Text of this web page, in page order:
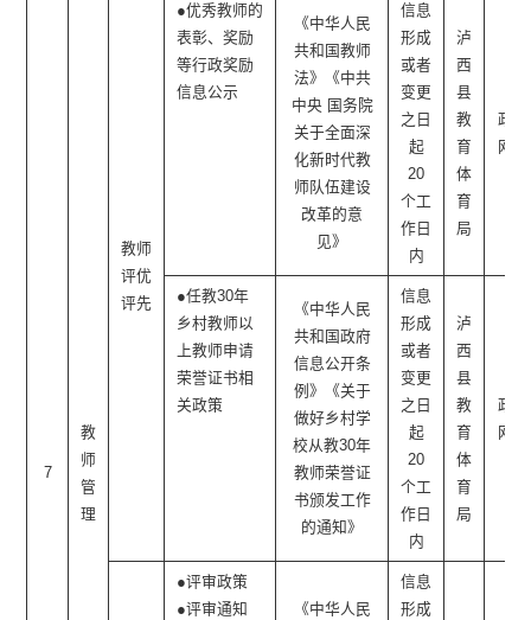
7
教
师
管
理
教师
评优
评先
●优秀教师的
表彰、奖励
等行政奖励
信息公示
《中华人民
共和国教师
法》《中共
中央 国务院
关于全面深
化新时代教
师队伍建设
改革的意
见》
信息
形成
或者
变更
之日
起
20
个工
作日
内
泸
西
县
教
育
体
育
局
政府
网站
●任教30年
乡村教师以
上教师申请
荣誉证书相
关政策
《中华人民
共和国政府
信息公开条
例》《关于
做好乡村学
校从教30年
教师荣誉证
书颁发工作
的通知》
信息
形成
或者
变更
之日
起
20
个工
作日
内
泸
西
县
教
育
体
育
局
政府
网站
●评审政策
●评审通知
《中华人民
信息
形成